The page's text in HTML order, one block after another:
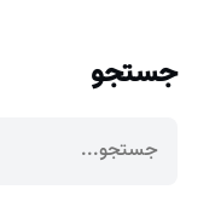
جستجو